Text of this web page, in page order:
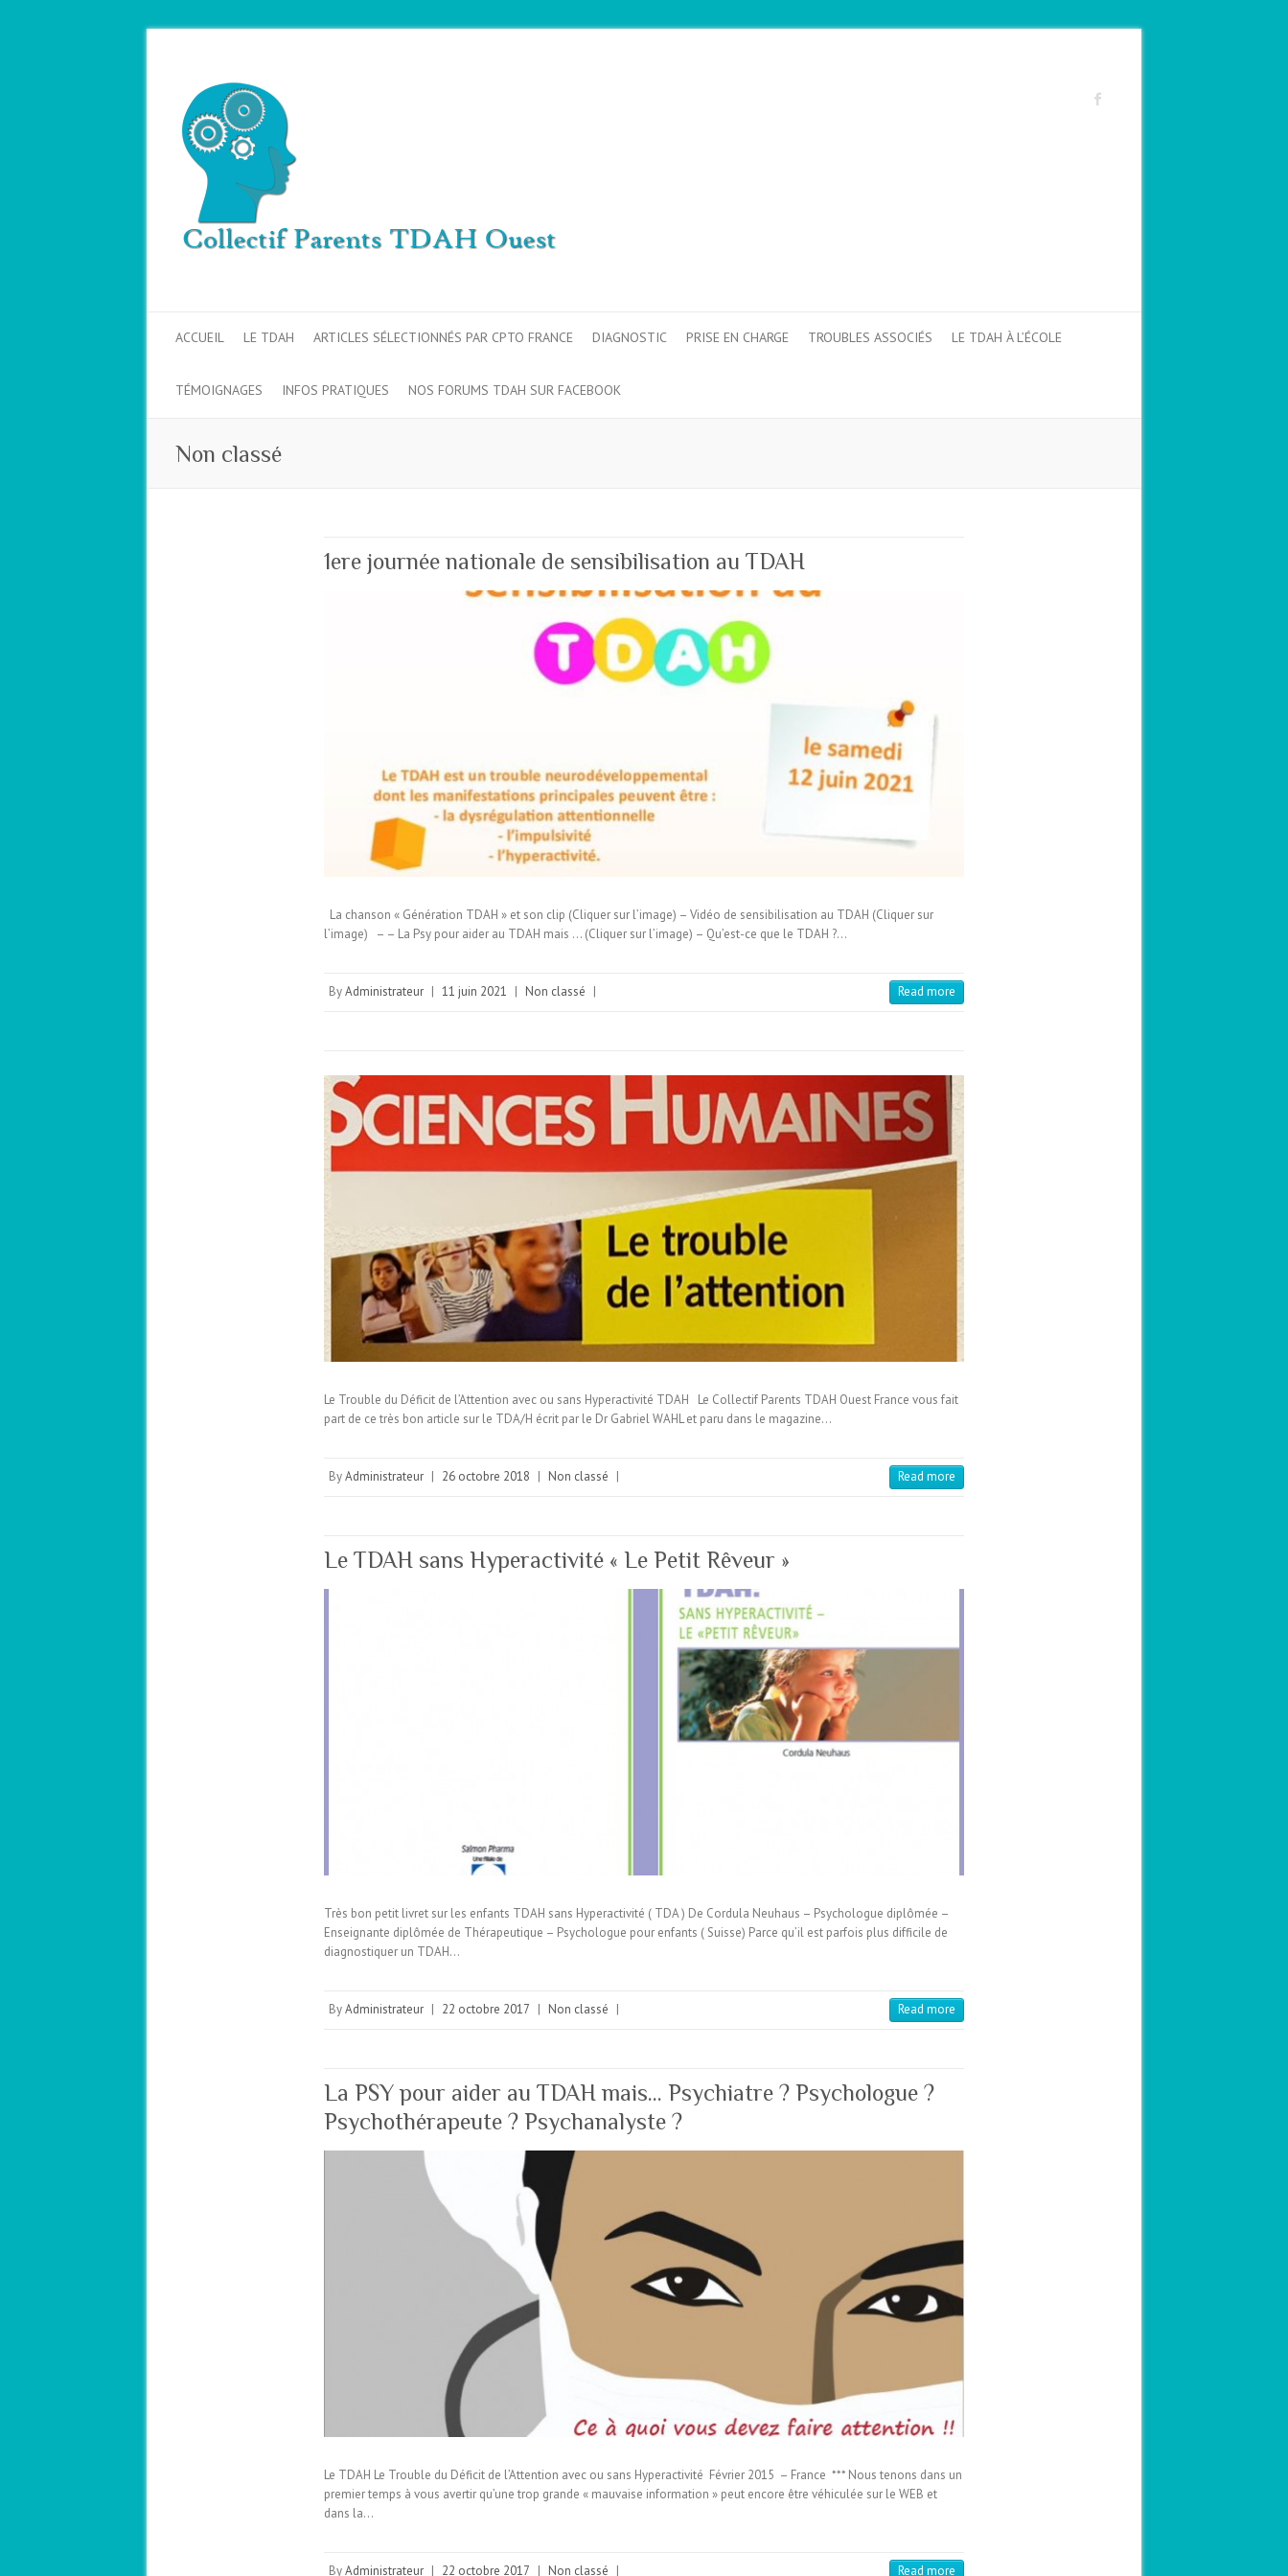
ACCUEIL LE TDAH ARTICLES SÉLECTIONNÉS PAR CPTO FRANCE DIAGNOSTIC PRISE EN CHARGE TROUBLES ASSOCIÉS LE TDAH À L’ÉCOLE
TÉMOIGNAGES INFOS PRATIQUES NOS FORUMS TDAH SUR FACEBOOK
Non classé
1ere journée nationale de sensibilisation au TDAH
La chanson « Génération TDAH » et son clip (Cliquer sur l’image) – Vidéo de sensibilisation au TDAH (Cliquer sur
l’image) – – La Psy pour aider au TDAH mais … (Cliquer sur l’image) – Qu’est-ce que le TDAH ?…
ByAdministrateur | 11 juin 2021 | Non classé | Read more
Le Trouble du Déficit de l’Attention avec ou sans Hyperactivité TDAH Le Collectif Parents TDAH Ouest France vous fait
part de ce très bon article sur le TDA/H écrit par le Dr Gabriel WAHL et paru dans le magazine…
ByAdministrateur | 26 octobre 2018 | Non classé | Read more
Le TDAH sans Hyperactivité « Le Petit Rêveur »
Très bon petit livret sur les enfants TDAH sans Hyperactivité ( TDA ) De Cordula Neuhaus – Psychologue diplômée –
Enseignante diplômée de Thérapeutique – Psychologue pour enfants ( Suisse) Parce qu’il est parfois plus difficile de
diagnostiquer un TDAH…
ByAdministrateur | 22 octobre 2017 | Non classé | Read more
La PSY pour aider au TDAH mais… Psychiatre ? Psychologue ?
Psychothérapeute ? Psychanalyste ?
Le TDAH Le Trouble du Déficit de l’Attention avec ou sans Hyperactivité Février 2015 – France *** Nous tenons dans un
premier temps à vous avertir qu’une trop grande « mauvaise information » peut encore être véhiculée sur le WEB et
dans la…
ByAdministrateur | 22 octobre 2017 | Non classé | Read more